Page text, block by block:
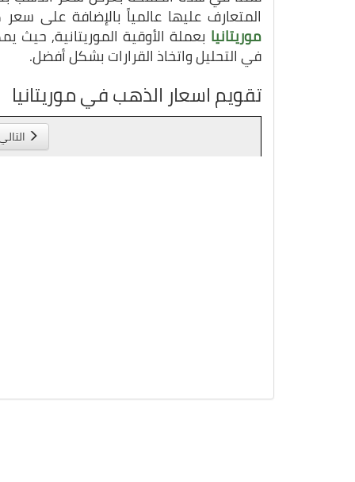
المتعارف عليها عالمياً بالإضافة على
موريتانيا بعملة الأوقية الموريتانية,
في التحليل واتخاذ القرارات بشكل أفضل.
تقويم اسعار الذهب في موريتانيا